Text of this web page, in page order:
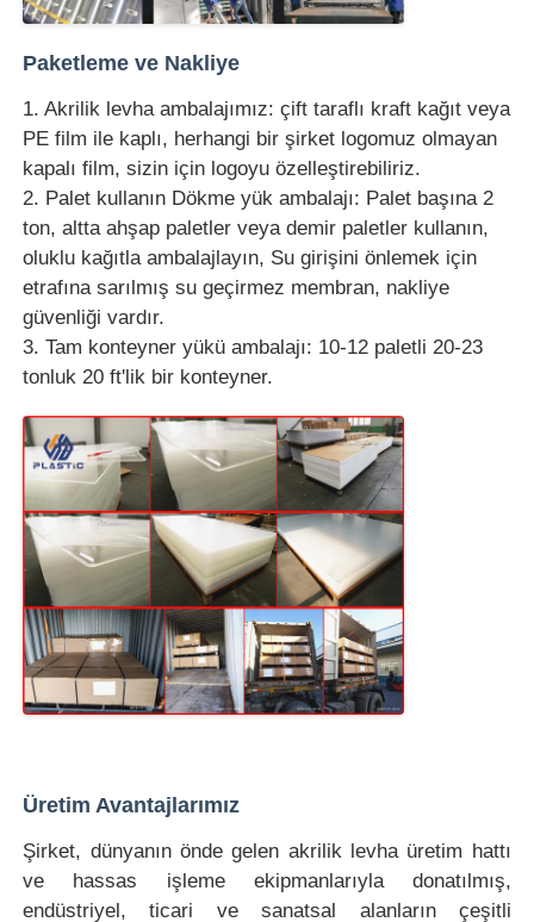
Paketleme ve Nakliye
1. Akrilik levha ambalajımız: çift taraflı kraft kağıt veya
PE film ile kaplı, herhangi bir şirket logomuz olmayan
kapalı film, sizin için logoyu özelleştirebiliriz.
2. Palet kullanın Dökme yük ambalajı: Palet başına 2
ton, altta ahşap paletler veya demir paletler kullanın,
oluklu kağıtla ambalajlayın, Su girişini önlemek için
etrafına sarılmış su geçirmez membran, nakliye
güvenliği vardır.
3. Tam konteyner yükü ambalajı: 10-12 paletli 20-23
tonluk 20 ft'lik bir konteyner.
Üretim Avantajlarımız
Şirket, dünyanın önde gelen akrilik levha üretim hattı
ve hassas işleme ekipmanlarıyla donatılmış,
endüstriyel, ticari ve sanatsal alanların çeşitli